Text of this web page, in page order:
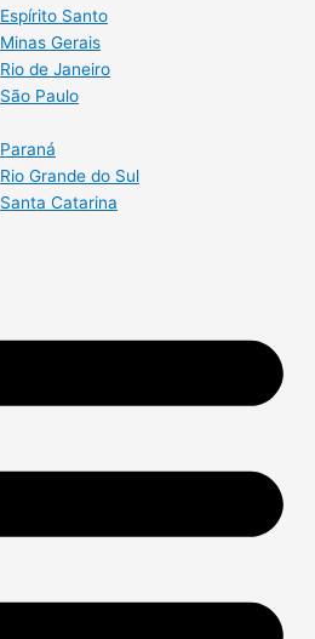
Espírito Santo
Minas Gerais
Rio de Janeiro
São Paulo
Paraná
Rio Grande do Sul
Santa Catarina